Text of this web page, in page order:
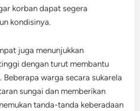
korban dapat segera
kondisinya.
juga menunjukkan
dengan turut membantu
Beberapa warga secara sukarela
sungai dan memberikan
tanda-tanda keberadaan